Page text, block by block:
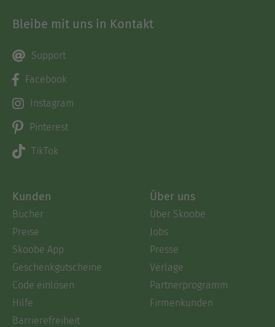
Bleibe mit uns in Kontakt
Support
Facebook
Instagram
Pinterest
TikTok
Kunden
Bücher
Preise
Skoobe App
Geschenkgutscheine
Code einlösen
Hilfe
Barrierefreiheit
Über uns
Über Skoobe
Jobs
Presse
Verlage
Partnerprogramm
Firmenkunden